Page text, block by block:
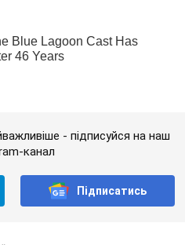
- підписуйся на наш
канал
Підписатись